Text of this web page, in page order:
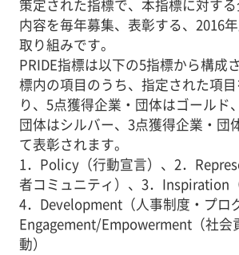
策定された指標で、本指標に対す
内容を毎年募集、表彰する、2016
取り組みです。
PRIDE指標は以下の5指標から構成
標内の項目のうち、指定された項
り、5点獲得企業・団体はゴールド
団体はシルバー、3点獲得企業・団
て表彰されます。
1．Policy（行動宣言）、2．
者コミュニティ）、3．Inspiration
4．Development（人事制度・プロ
Engagement/Empowerment（社会
動）